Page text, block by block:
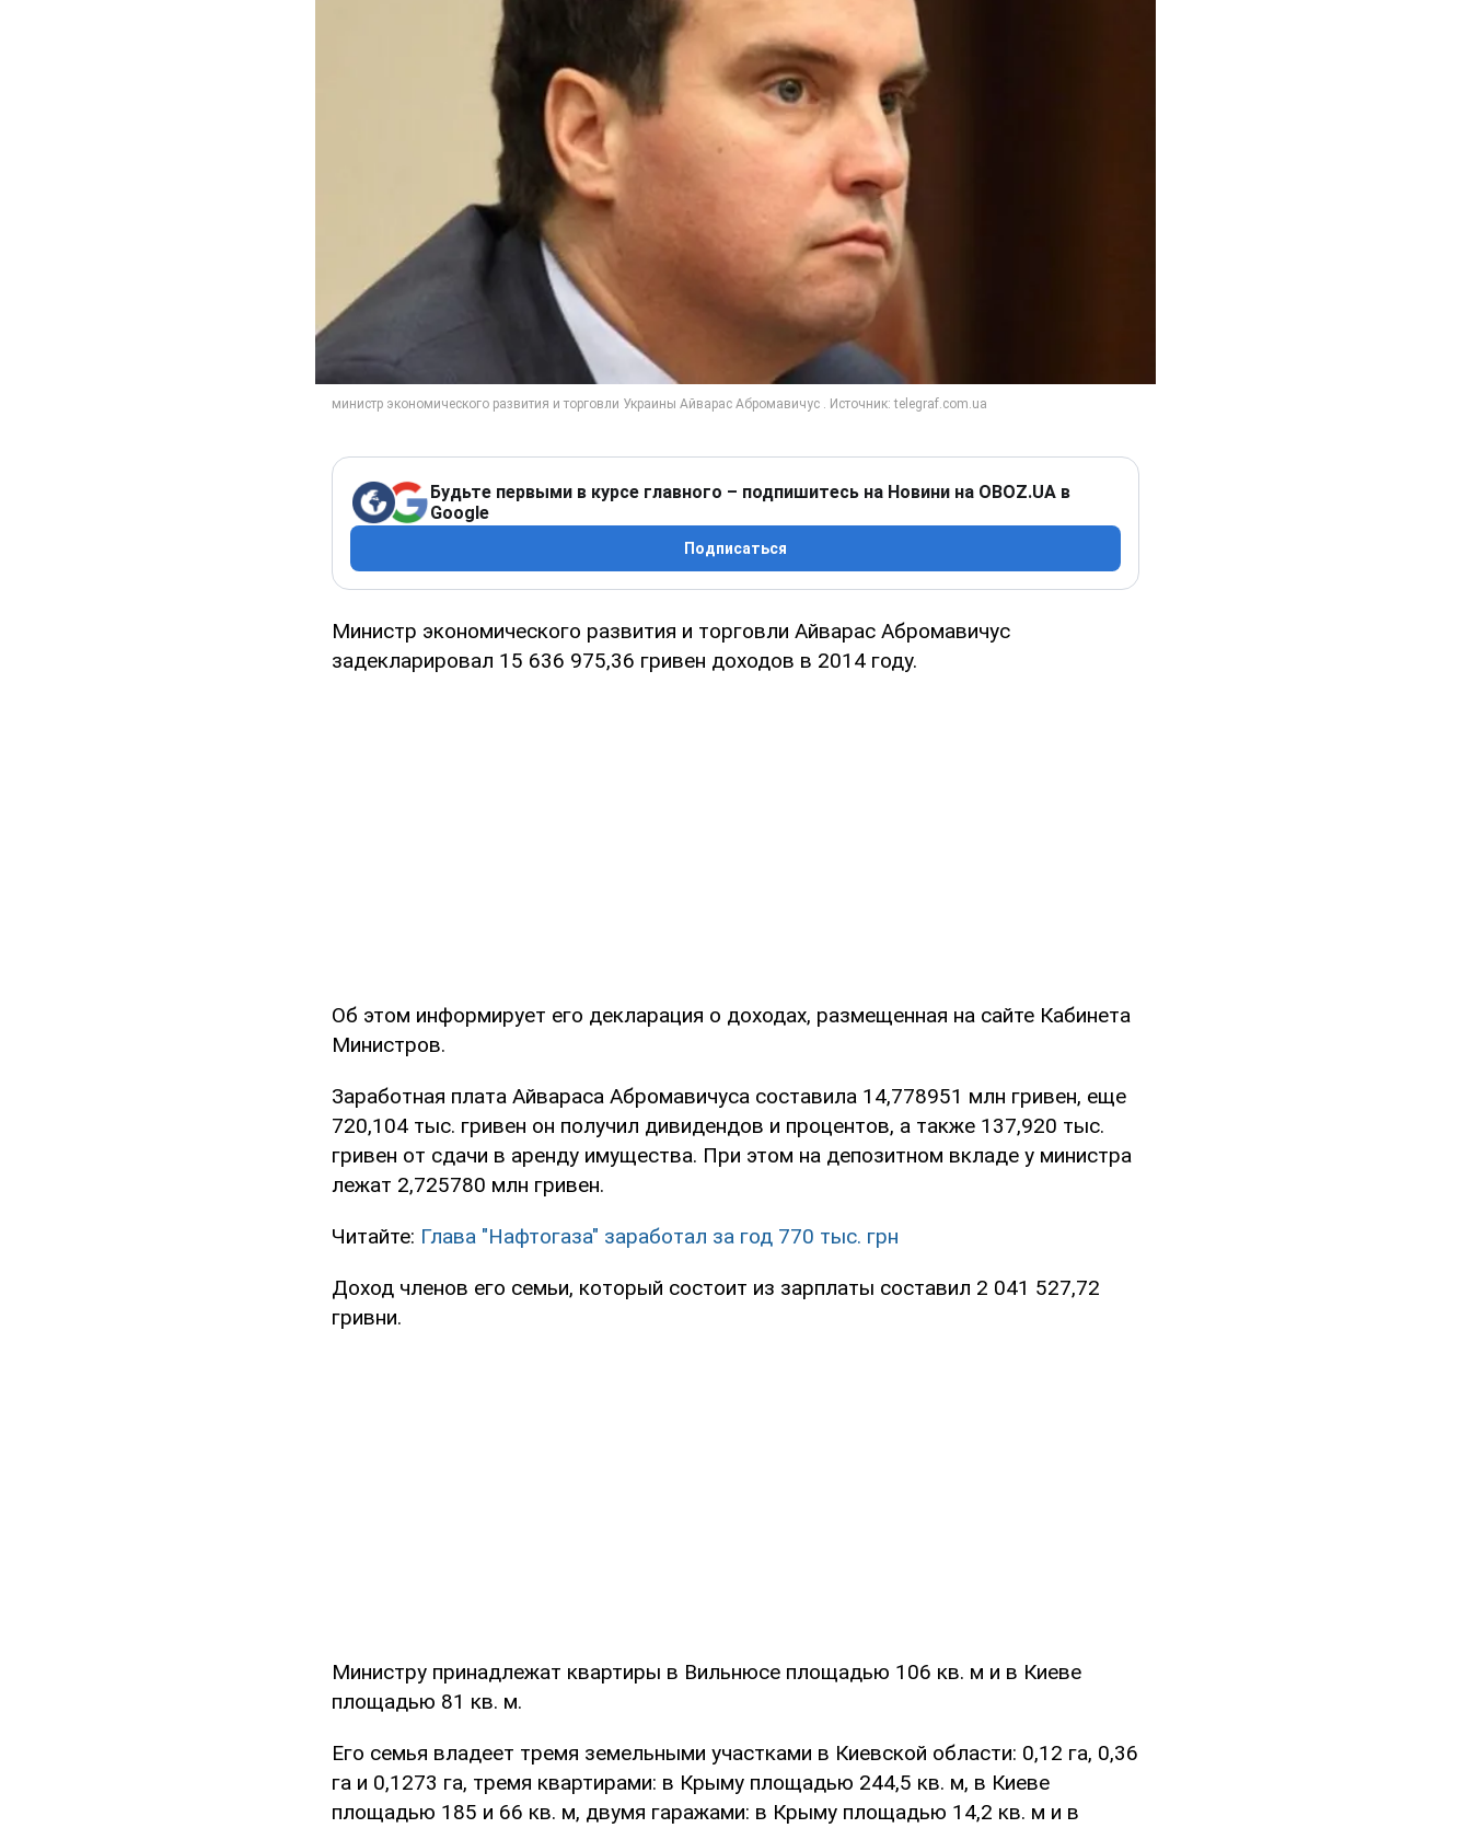
Будьте первыми в курсе главного – подпишитесь на Новини на OBOZ.UA в
Google
Подписаться
Министр экономического развития и торговли Айварас Абромавичус
задекларировал 15 636 975,36 гривен доходов в 2014 году.
Об этом информирует его декларация о доходах, размещенная на сайте Кабинета
Министров.
Заработная плата Айвараса Абромавичуса составила 14,778951 млн гривен, еще
720,104 тыс. гривен он получил дивидендов и процентов, а также 137,920 тыс.
гривен от сдачи в аренду имущества. При этом на депозитном вкладе у министра
лежат 2,725780 млн гривен.
Читайте: Глава "Нафтогаза" заработал за год 770 тыс. грн
Доход членов его семьи, который состоит из зарплаты составил 2 041 527,72
гривни.
Министру принадлежат квартиры в Вильнюсе площадью 106 кв. м и в Киеве
площадью 81 кв. м.
Его семья владеет тремя земельными участками в Киевской области: 0,12 га, 0,36
га и 0,1273 га, тремя квартирами: в Крыму площадью 244,5 кв. м, в Киеве
площадью 185 и 66 кв. м, двумя гаражами: в Крыму площадью 14,2 кв. м и в